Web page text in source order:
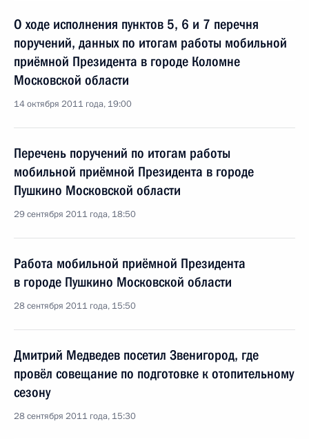
О ходе исполнения пунктов 5, 6 и 7 перечня
поручений, данных по итогам работы мобильной
приёмной Президента в городе Коломне
Московской области
14 октября 2011 года, 19:00
Перечень поручений по итогам работы
мобильной приёмной Президента в городе
Пушкино Московской области
29 сентября 2011 года, 18:50
Работа мобильной приёмной Президента
в городе Пушкино Московской области
28 сентября 2011 года, 15:50
Дмитрий Медведев посетил Звенигород, где
провёл совещание по подготовке к отопительному
сезону
28 сентября 2011 года, 15:30